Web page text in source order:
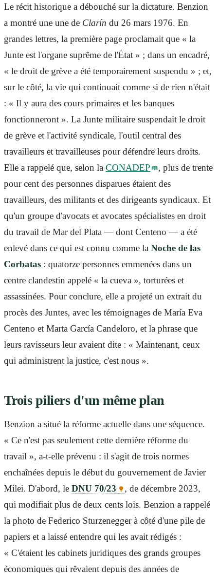
Le récit historique a débouché sur la dictature. Benzion
a montré une une de Clarín du 26 mars 1976. En
grandes lettres, la première page proclamait que « la
Junte est l'organe suprême de l'État » ; dans un encadré,
« le droit de grève a été temporairement suspendu » ; et,
sur le côté, la vie qui continuait comme si de rien n'était
: « Il y aura des cours primaires et les banques
fonctionneront ». La Junte militaire suspendait le droit
de grève et l'activité syndicale, l'outil central des
travailleurs et travailleuses pour défendre leurs droits.
Elle a rappelé que, selon la CONADEP
, plus de trente
pour cent des personnes disparues étaient des
travailleurs, des militants et des dirigeants syndicaux. Et
qu'un groupe d'avocats et avocates spécialistes en droit
du travail de Mar del Plata — dont Centeno — a été
enlevé dans ce qui est connu comme la Noche de las
Corbatas : quatorze personnes emmenées dans un
centre clandestin appelé « la cueva », torturées et
assassinées. Pour conclure, elle a projeté un extrait du
procès des Juntes, avec les témoignages de María Eva
Centeno et Marta García Candeloro, et la phrase que
leurs ravisseurs leur avaient dite : « Maintenant, ceux
qui administrent la justice, c'est nous ».
Trois piliers d'un même plan
Benzion a situé la réforme actuelle dans une séquence.
« Ce n'est pas seulement cette dernière réforme du
travail », a-t-elle prévenu : il s'agit de trois normes
enchaînées depuis le début du gouvernement de Javier
Milei. D'abord, le DNU 70/23
, de décembre 2023,
qui modifiait plus de deux cents lois. Benzion a rappelé
la photo de Federico Sturzenegger à côté d'une pile de
papiers et a laissé entendre qui les avait rédigés :
« C'étaient les cabinets juridiques des grands groupes
économiques qui rêvaient depuis des années de